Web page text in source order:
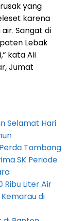
yang
karena
Sangat di
Lebak
kata Ali
Jumat
Selamat Hari
Tambang
SK Periode
Ribu Liter Air
di